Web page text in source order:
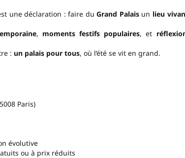
une déclaration : faire duGrand Palaisun lieu
, moments festifs populaires, et
: un palais pour tous, où l’été se vit en grand.
Paris)
évolutive
ou à prix réduits